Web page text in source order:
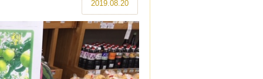
2019.08.20